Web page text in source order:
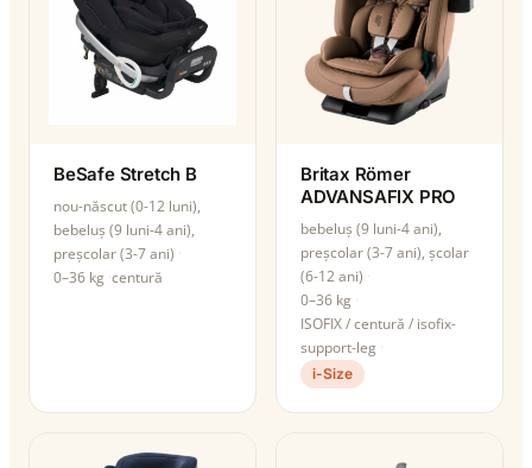
BeSafe Stretch B
nou-născut (0-12 luni),
bebeluș (9 luni-4 ani),
preșcolar (3-7 ani)
0–36 kg centură
Britax Römer
ADVANSAFIX PRO
bebeluș (9 luni-4 ani),
preșcolar (3-7 ani), școlar
(6-12 ani)
0–36 kg
ISOFIX / centură / isofix-
support-leg
i-Size